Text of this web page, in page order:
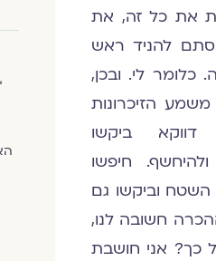
את כל זה, את
סתם להניד ראש
כלומר לי. ובכן,
הזיכרונות
ביקשו
חיפשו
השטח וביקשו גם
חשובה לנו,
כך? אני חושבת